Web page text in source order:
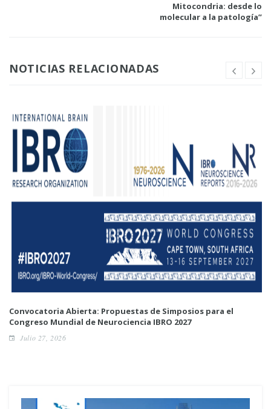
Mitocondria: desde lo
molecular a la patología”
NOTICIAS RELACIONADAS
Convocatoria Abierta: Propuestas de Simposios para el
Congreso Mundial de Neurociencia IBRO 2027
Julio 27, 2026